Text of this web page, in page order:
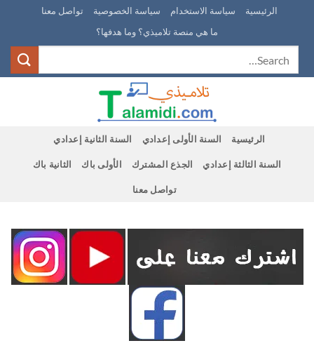
content
الرئيسية سياسة الاستخدام سياسة الخصوصية
تواصل معنا
ما هي منصة تلاميذي؟ وما هدفها؟
الرئيسية السنة الأولى إعدادي السنة الثانية إعدادي
السنة الثالثة إعدادي الجذع المشترك الأولى باك الثانية باك
تواصل معنا